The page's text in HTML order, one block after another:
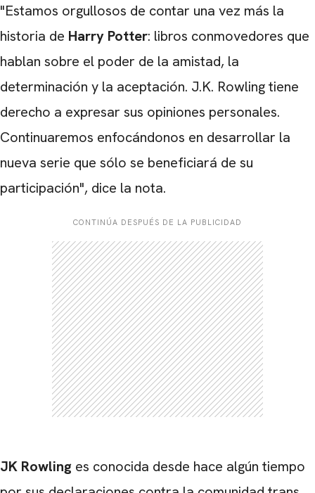
"Estamos orgullosos de contar una vez más la
historia de Harry Potter: libros conmovedores que
hablan sobre el poder de la amistad, la
determinación y la aceptación. J.K. Rowling tiene
derecho a expresar sus opiniones personales.
Continuaremos enfocándonos en desarrollar la
nueva serie que sólo se beneficiará de su
participación", dice la nota.
CONTINÚA DESPUÉS DE LA PUBLICIDAD
JK Rowling es conocida desde hace algún tiempo
CARREGANDO PUBLICIDADE